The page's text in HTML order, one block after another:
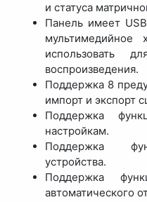
и статуса
Панель имеет
мультимедийное
использовать
воспроизведения.
Поддержка 8
импорт и экспорт
Поддержка
настройкам.
Поддержка
устройства.
Поддержка
автоматического